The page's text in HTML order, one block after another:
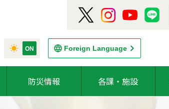
Foreign Language
防災情報 各課・施設